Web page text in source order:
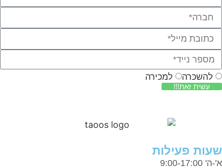
להשכרה למכירה
עשית זאת!!!
שעות פעילות
א'-ה' 9:00-17:00